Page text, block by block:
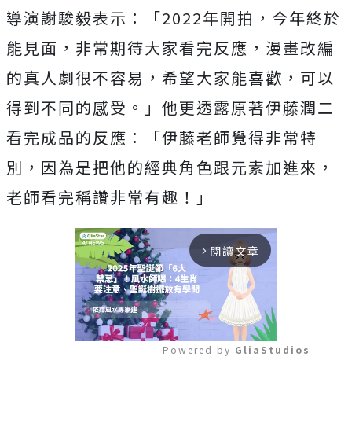
導演謝駿毅表示：「2022年開拍， 今年終於
能見面，非常期待大家看完反應， 漫畫改編
的真人劇很不容易，希望大家能喜歡， 可以
得到不同的感受。」他更透露原著伊藤潤二
看完成品的反應：「伊藤老師覺得非常特
別，因為是把他的經典角色跟元素加進來，
老師看完稱讚非常有趣！」
arrow_forward_ios 閱讀文章
Powered by GliaStudios